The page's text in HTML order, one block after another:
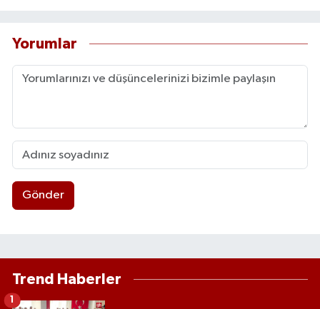
Yorumlar
Gönder
Trend Haberler
1